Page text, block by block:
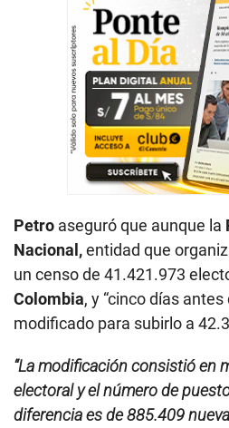
Petro aseguró que aunque la
Nacional,entidad que
un censo de 41.421.973
Colombia, y “cinco días
modificado para subirlo a
“La modificación consistió en
electoral y el número de
diferencia es de 885.409